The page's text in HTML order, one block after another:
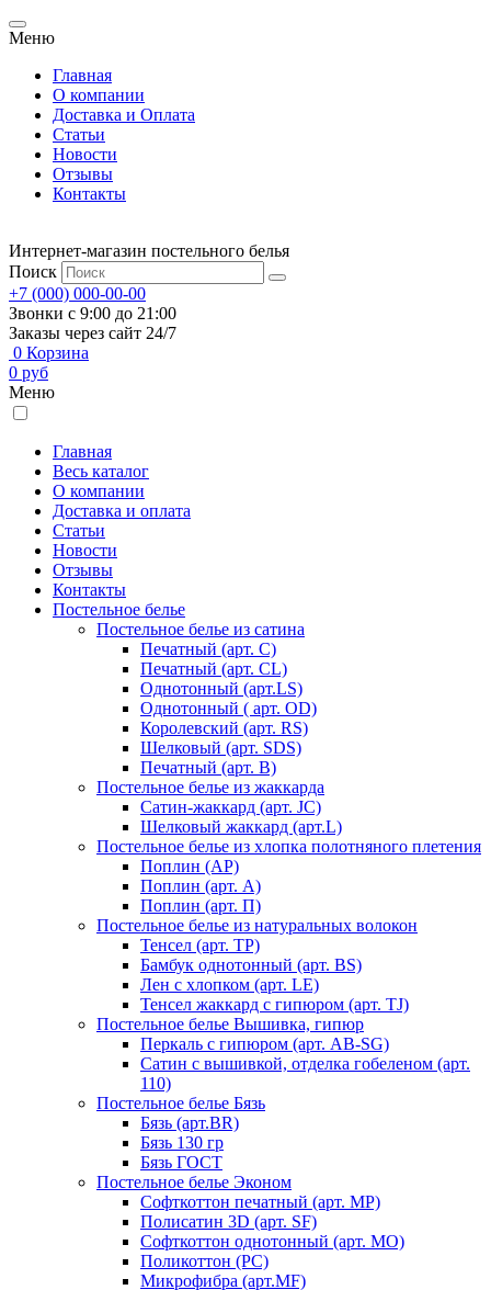
Меню
Главная
О компании
Доставка и Оплата
Статьи
Новости
Отзывы
Контакты
Интернет-магазин постельного белья
Поиск
+7 (000) 000-00-00
Звонки с 9:00 до 21:00
Заказы через сайт 24/7
0 Корзина
0 руб
Меню
Главная
Весь каталог
О компании
Доставка и оплата
Статьи
Новости
Отзывы
Контакты
Постельное белье
Постельное белье из сатина
Печатный (арт. С)
Печатный (арт. СL)
Однотонный (арт.LS)
Однотонный ( арт. OD)
Королевский (арт. RS)
Шелковый (арт. SDS)
Печатный (арт. В)
Постельное белье из жаккарда
Сатин-жаккард (арт. JC)
Шелковый жаккард (арт.L)
Постельное белье из хлопка полотняного плетения
Поплин (AP)
Поплин (арт. А)
Поплин (арт. П)
Постельное белье из натуральных волокон
Тенсел (арт. ТР)
Бамбук однотонный (арт. BS)
Лен с хлопком (арт. LE)
Тенсел жаккард с гипюром (арт. TJ)
Постельное белье Вышивка, гипюр
Перкаль с гипюром (арт. AB-SG)
Сатин с вышивкой, отделка гобеленом (арт.
110)
Постельное белье Бязь
Бязь (арт.BR)
Бязь 130 гр
Бязь ГОСТ
Постельное белье Эконом
Софткоттон печатный (арт. MР)
Полисатин 3D (арт. SF)
Софткоттон однотонный (арт. MO)
Поликоттон (PC)
Микрофибра (арт.MF)